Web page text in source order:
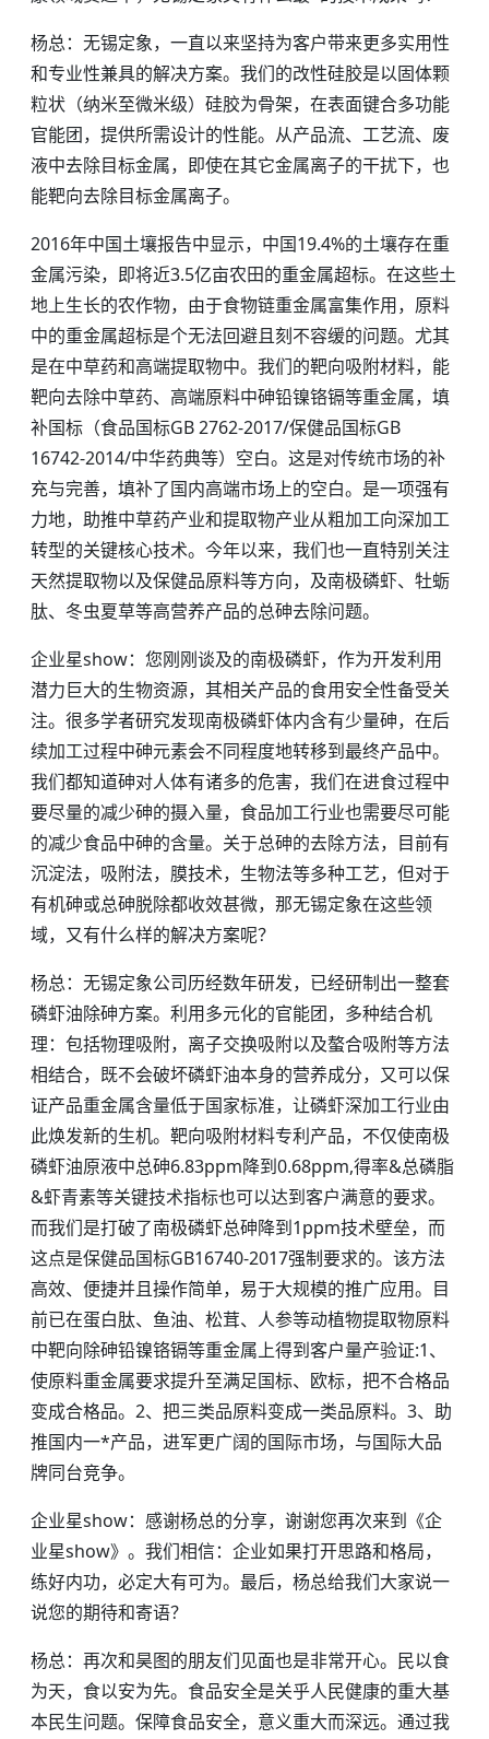
杨总：无锡定象，一直以来坚持为客户带来更多实用性
和专业性兼具的解决方案。我们的改性硅胶是以固体颗
粒状（纳米至微米级）硅胶为骨架，在表面键合多功能
官能团，提供所需设计的性能。从产品流、工艺流、废
液中去除目标金属，即使在其它金属离子的干扰下，也
能靶向去除目标金属离子。
2016年中国土壤报告中显示，中国19.4%的土壤存在重
金属污染，即将近3.5亿亩农田的重金属超标。在这些土
地上生长的农作物，由于食物链重金属富集作用，原料
中的重金属超标是个无法回避且刻不容缓的问题。尤其
是在中草药和高端提取物中。我们的靶向吸附材料，能
靶向去除中草药、高端原料中砷铅镍铬镉等重金属，填
补国标（食品国标GB 2762-2017/保健品国标GB
16742-2014/中华药典等）空白。这是对传统市场的补
充与完善，填补了国内高端市场上的空白。是一项强有
力地，助推中草药产业和提取物产业从粗加工向深加工
转型的关键核心技术。今年以来，我们也一直特别关注
天然提取物以及保健品原料等方向，及南极磷虾、牡蛎
肽、冬虫夏草等高营养产品的总砷去除问题。
企业星show：您刚刚谈及的南极磷虾，作为开发利用
潜力巨大的生物资源，其相关产品的食用安全性备受关
注。很多学者研究发现南极磷虾体内含有少量砷，在后
续加工过程中砷元素会不同程度地转移到最终产品中。
我们都知道砷对人体有诸多的危害，我们在进食过程中
要尽量的减少砷的摄入量，食品加工行业也需要尽可能
的减少食品中砷的含量。关于总砷的去除方法，目前有
沉淀法，吸附法，膜技术，生物法等多种工艺，但对于
有机砷或总砷脱除都收效甚微，那无锡定象在这些领
域，又有什么样的解决方案呢？
杨总：无锡定象公司历经数年研发，已经研制出一整套
磷虾油除砷方案。利用多元化的官能团，多种结合机
理：包括物理吸附，离子交换吸附以及螯合吸附等方法
相结合，既不会破坏磷虾油本身的营养成分，又可以保
证产品重金属含量低于国家标准，让磷虾深加工行业由
此焕发新的生机。靶向吸附材料专利产品，不仅使南极
磷虾油原液中总砷6.83ppm降到0.68ppm,得率&总磷脂
&虾青素等关键技术指标也可以达到客户满意的要求。
而我们是打破了南极磷虾总砷降到1ppm技术壁垒，而
这点是保健品国标GB16740-2017强制要求的。该方法
高效、便捷并且操作简单，易于大规模的推广应用。目
前已在蛋白肽、鱼油、松茸、人参等动植物提取物原料
中靶向除砷铅镍铬镉等重金属上得到客户量产验证:1、
使原料重金属要求提升至满足国标、欧标，把不合格品
变成合格品。2、把三类品原料变成一类品原料。3、助
推国内一*产品，进军更广阔的国际市场，与国际大品
牌同台竞争。
企业星show：感谢杨总的分享，谢谢您再次来到《企
业星show》。我们相信：企业如果打开思路和格局，
练好内功，必定大有可为。最后，杨总给我们大家说一
说您的期待和寄语？
杨总：再次和昊图的朋友们见面也是非常开心。民以食
为天，食以安为先。食品安全是关乎人民健康的重大基
本民生问题。保障食品安全，意义重大而深远。通过我